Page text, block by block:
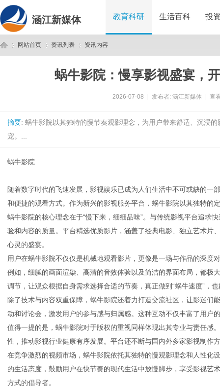
涵江新媒体 教育科研 生活百科 投
网站首页 资讯列表 资讯内容
蜗牛影院：慢享影视盛宴，
2026-07-08 发布者: 涵江新媒体 查
摘要: 蜗牛影院以其独特的慢节奏观影理念，为用户带来舒适、沉浸
宠。...
蜗牛影院
随着数字时代的飞速发展，影视娱乐已成为人们生活中不可或缺的一
和便捷的观看方式。作为新兴的影视服务平台，蜗牛影院以其独特的
蜗牛影院的核心理念在于“慢下来，细细品味”。与传统影视平台追求
验和内容的质量。平台精选优质影片，涵盖了经典电影、独立艺术片
心灵的盛宴。
用户在蜗牛影院不仅仅是机械地观看影片，更像是一场与作品的深度
例如，细腻的画面渲染、高清的音效体验以及简洁的界面布局，都极
调节，让观众根据自身需求选择合适的节奏，真正做到“蜗牛速度”，
除了技术与内容双重保障，蜗牛影院还着力打造交流社区，让影迷们
动和讨论会，激发用户的参与感与归属感。这种互动不仅丰富了用户
值得一提的是，蜗牛影院对于版权的重视同样体现出其专业与责任感
性，推动影视行业健康有序发展。平台还不断与国内外多家影视制作
在竞争激烈的视频市场，蜗牛影院依托其独特的慢观影理念和人性化
的生活态度，鼓励用户在快节奏的现代生活中放慢脚步，享受影视艺
方式的倡导者。